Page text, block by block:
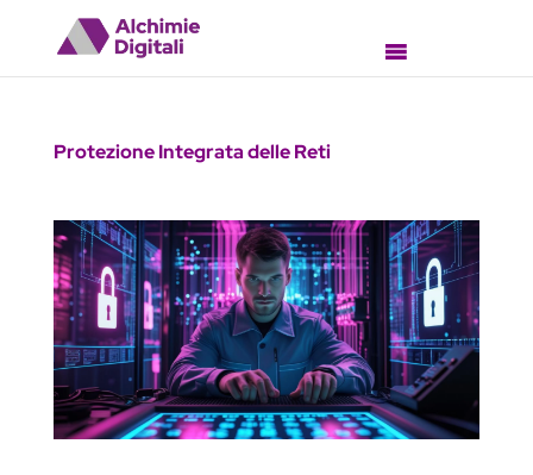
Protezione Integrata delle Reti